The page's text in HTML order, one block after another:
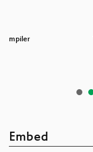
Embed